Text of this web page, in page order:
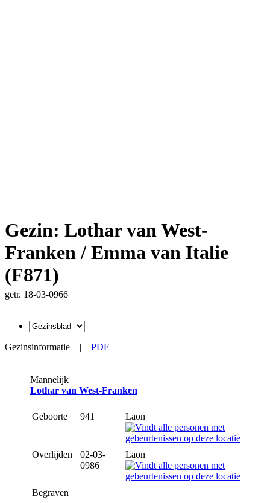
Gezin: Lothar van West-
Franken / Emma van Italie
(F871)
getr. 18-03-0966
Gezinsinformatie | PDF
Mannelijk
Lothar van West-Franken
Geboorte 941 Laon
Overlijden
02-03-
0986
Laon
Begraven